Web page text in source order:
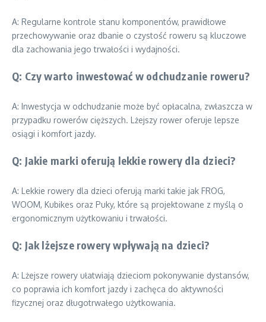
A: Regularne kontrole stanu komponentów, prawidłowe
przechowywanie oraz dbanie o czystość roweru są kluczowe
dla zachowania jego trwałości i wydajności.
Q: Czy warto inwestować w odchudzanie roweru?
A: Inwestycja w odchudzanie może być opłacalna, zwłaszcza w
przypadku rowerów cięższych. Lżejszy rower oferuje lepsze
osiągi i komfort jazdy.
Q: Jakie marki oferują lekkie rowery dla dzieci?
A: Lekkie rowery dla dzieci oferują marki takie jak FROG,
WOOM, Kubikes oraz Puky, które są projektowane z myślą o
ergonomicznym użytkowaniu i trwałości.
Q: Jak lżejsze rowery wpływają na dzieci?
A: Lżejsze rowery ułatwiają dzieciom pokonywanie dystansów,
co poprawia ich komfort jazdy i zachęca do aktywności
fizycznej oraz długotrwałego użytkowania.